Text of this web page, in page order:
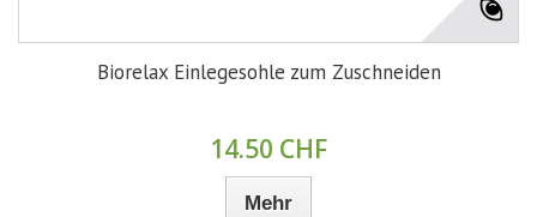
Biorelax Einlegesohle zum Zuschneiden
14.50 CHF
Mehr